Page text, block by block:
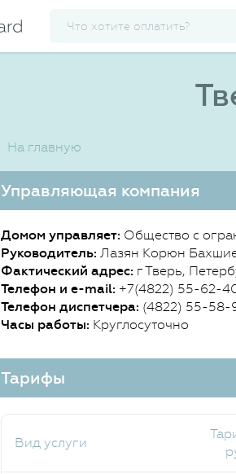
На главную
Управляющая компания
Домом управляет: Общество с
Руководитель: Лазян Корюн
Фактический адрес: г Тверь,
Телефон и e-mail: +7(4822) 55-62-
Телефон диспетчера: (4822) 55-58-
Часы работы: Круглосуточно
Тарифы
Вид услуги